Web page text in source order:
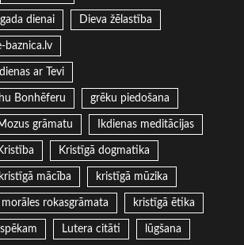
dienai Dieva žēlastība
baznica.lv
ar Tevi
Bonhēferu grēku piedošana
grāmatu Ikdienas meditācijas
Kristīgā dogmatika
kristīgā mācība kristīgā mūzika
rokasgrāmata kristīgā ētika
Lutera citāti lūgšana